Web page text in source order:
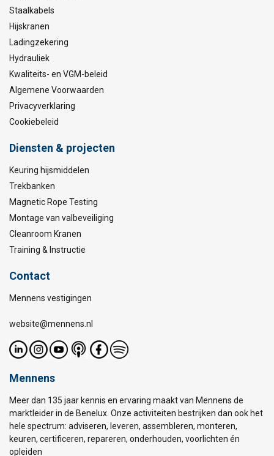
Staalkabels
Hijskranen
Ladingzekering
Hydrauliek
Kwaliteits- en VGM-beleid
Algemene Voorwaarden
Privacyverklaring
Cookiebeleid
Diensten & projecten
Keuring hijsmiddelen
Trekbanken
Magnetic Rope Testing
Montage van valbeveiliging
Cleanroom Kranen
Training & Instructie
Contact
Mennens vestigingen
website@mennens.nl
Mennens
Meer dan 135 jaar kennis en ervaring maakt van Mennens de
marktleider in de Benelux. Onze activiteiten bestrijken dan ook het
hele spectrum: adviseren, leveren, assembleren, monteren,
keuren, certificeren, repareren, onderhouden, voorlichten én
opleiden